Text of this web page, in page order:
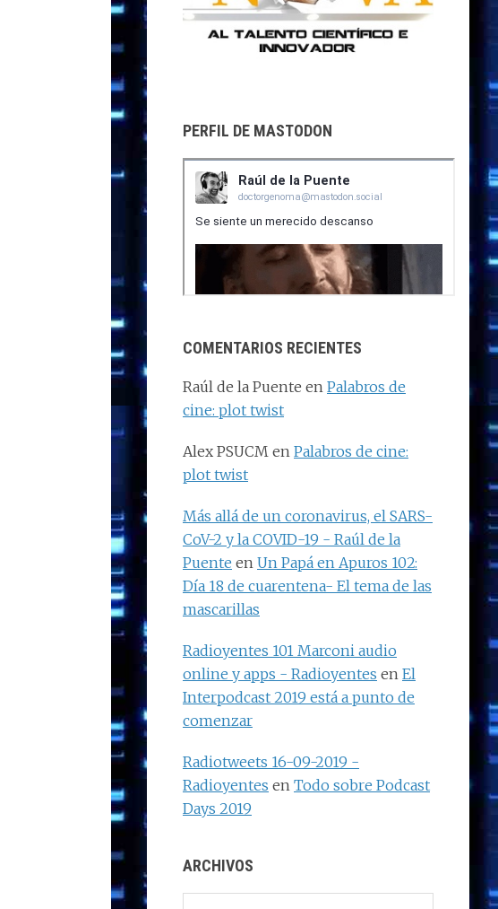
PERFIL DE MASTODON
COMENTARIOS RECIENTES
Raúl de la Puente en Palabros de
cine: plot twist
Alex PSUCM en Palabros de cine:
plot twist
Más allá de un coronavirus, el SARS-
CoV-2 y la COVID-19 - Raúl de la
Puente en Un Papá en Apuros 102:
Día 18 de cuarentena- El tema de las
mascarillas
Radioyentes 101 Marconi audio
online y apps - Radioyentes en El
Interpodcast 2019 está a punto de
comenzar
Radiotweets 16-09-2019 -
Radioyentes en Todo sobre Podcast
Days 2019
ARCHIVOS